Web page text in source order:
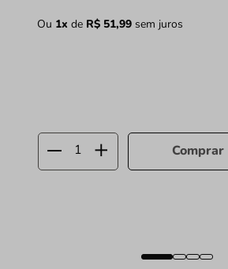
Ou 1x de R$ 51,99sem juros
Comprar